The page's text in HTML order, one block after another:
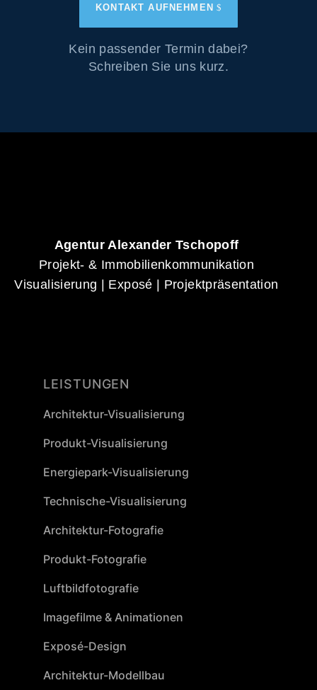
KONTAKT AUFNEHMEN
Kein passender Termin dabei?
Schreiben Sie uns kurz.
Agentur Alexander Tschopoff
Projekt- & Immobilienkommunikation
Visualisierung | Exposé | Projektpräsentation
LEISTUNGEN
Architektur-Visualisierung
Produkt-Visualisierung
Energiepark-Visualisierung
Technische-Visualisierung
Architektur-Fotografie
Produkt-Fotografie
Luftbildfotografie
Imagefilme & Animationen
Exposé-Design
Architektur-Modellbau